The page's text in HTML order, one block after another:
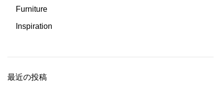
Furniture
Inspiration
最近の投稿